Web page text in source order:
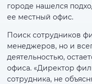
городе нашелся
ее местный офис.
Поиск сотрудников
менеджеров, но и
деятельностью,
офиса. «Директор
сотрудника, не